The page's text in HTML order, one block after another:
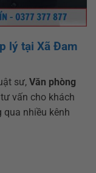
lý tại Xã Đam
sư, Văn phòng
vấn cho khách
qua nhiều kênh